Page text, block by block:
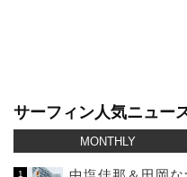
サーフィン人気ニュー
MONTHLY